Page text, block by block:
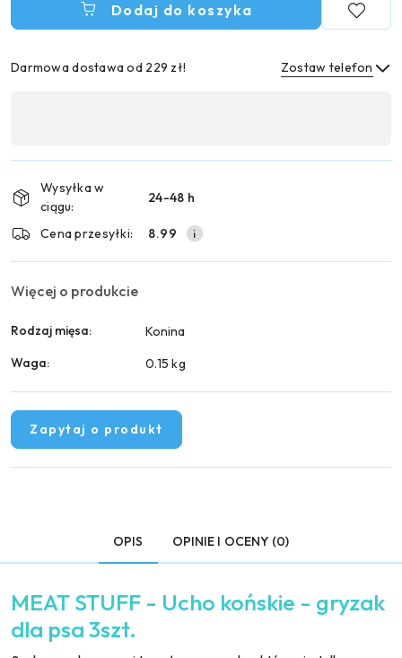
Dodaj do koszyka
Darmowa dostawa od 229 zł! Zostaw telefon
płatność
dostawa
Wysyłka w
ciągu:
24-48 h
Cena przesyłki: 8.99
Więcej o produkcie
Rodzaj mięsa:
Konina
Waga:
0.15 kg
Zapytaj o produkt
OPIS OPINIE I OCENY (0)
MEAT STUFF - Ucho końskie - gryzak
dla psa 3szt.